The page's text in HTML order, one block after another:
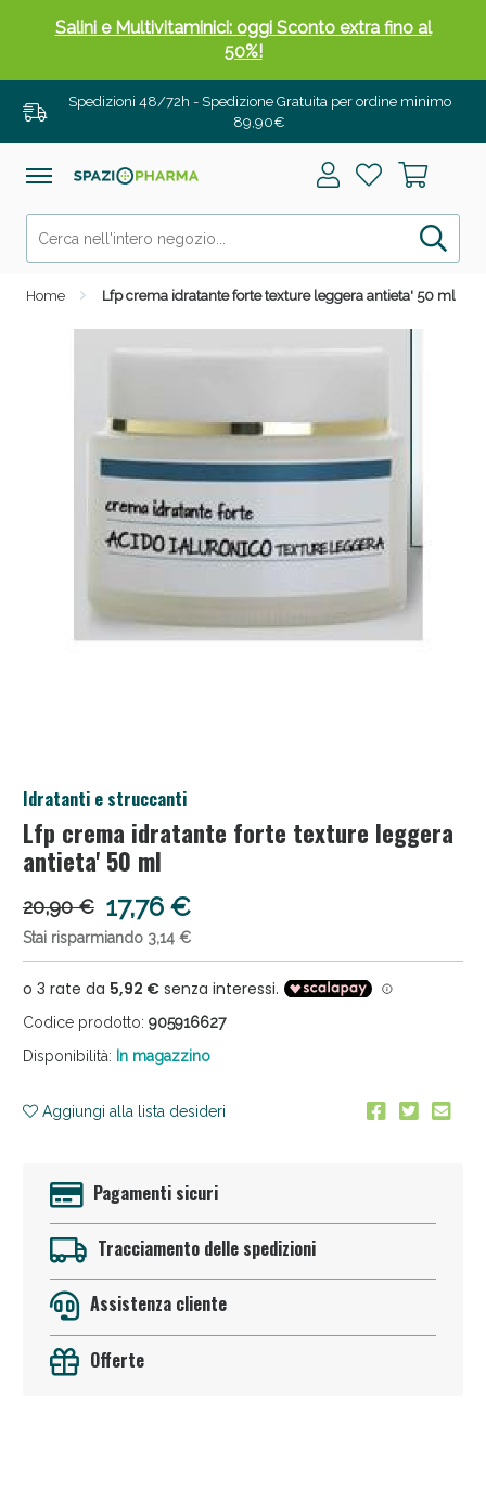
Spedizioni 48/72h - Spedizione Gratuita per ordine minimo
89,90€
Home Lfp crema idratante forte texture leggera antieta' 50 ml
Idratanti e struccanti
Lfp crema idratante forte texture leggera
antieta' 50 ml
20,90 € 17,76 €
Stai risparmiando 3,14 €
Codice prodotto: 905916627
Disponibilità: In magazzino
Aggiungi alla lista desideri
Pagamenti sicuri
Tracciamento delle spedizioni
Assistenza cliente
Offerte
Salini e Multivitaminici: oggi Sconto extra fino al
50%!
Anticellulite e Fanghi: Sconto fino al 40% valido
oggi!
Anticellulite e Fanghi: Sconto fino al 40% valido
Sconto fino al 55% disponibile oggi!